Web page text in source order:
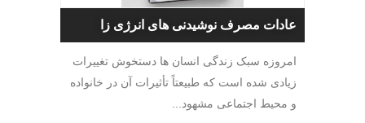
عادات مصرف نوشیدنی های انرژی زا
امروزه سبک زندگی انسان ها دستخوش تغییرات
زیادی شده است که طبیعتاً تأثیرات آن در خانواده
و محیط اجتماعی مشهود...